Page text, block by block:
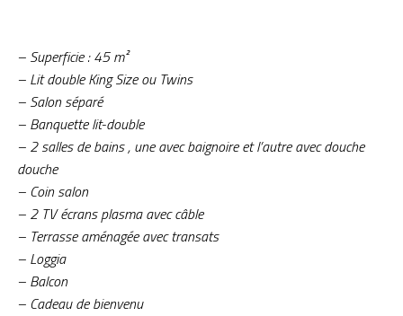
– Superficie : 45 m²
– Lit double King Size ou Twins
– Salon séparé
– Banquette lit-double
– 2 salles de bains , une avec baignoire et l’autre avec douche
douche
– Coin salon
– 2 TV écrans plasma avec câble
– Terrasse aménagée avec transats
– Loggia
– Balcon
– Cadeau de bienvenu